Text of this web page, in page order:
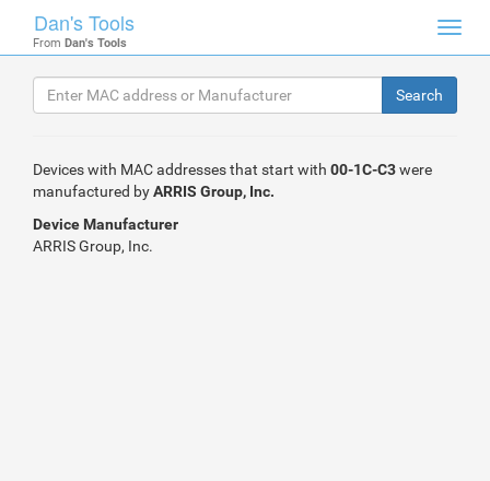
Dan's Tools
From Dan's Tools
Devices with MAC addresses that start with 00-1C-C3were
manufactured byARRIS Group, Inc.
Device Manufacturer
ARRIS Group, Inc.